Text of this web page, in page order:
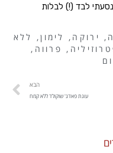
לבד (!) לבלות
, ירוקה , לימון,
ללא
, פרווה ,
הבא
עוגת פאדג' שוקולד ללא קמח